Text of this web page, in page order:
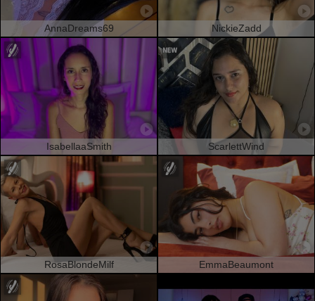
AnnaDreams69 NickieZadd
IsabellaaSmith ScarlettWind
RosaBlondeMilf EmmaBeaumont